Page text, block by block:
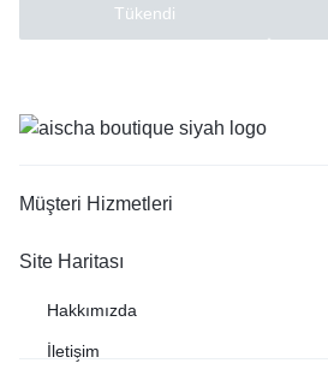
Tükendi
Müşteri Hizmetleri
Site Haritası
Hakkımızda
İletişim